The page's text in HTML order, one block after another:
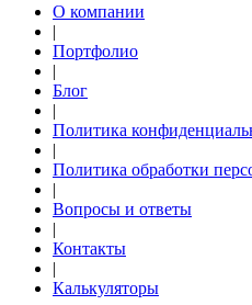
О компании
|
Портфолио
|
Блог
|
Политика
|
Политика обработки
|
Вопросы и ответы
|
Контакты
|
Калькуляторы